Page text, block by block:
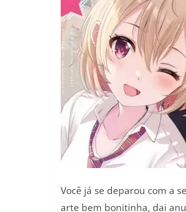
Você já se deparou com a
arte bem bonitinha, dai